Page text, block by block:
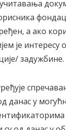
а ако
је
задужбинe.
данас у